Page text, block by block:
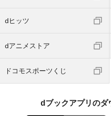
dヒッツ
dアニメストア
ドコモスポーツくじ
dブックアプリのダ